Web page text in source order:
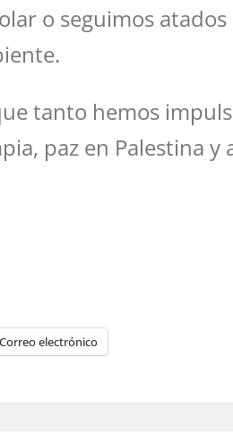
o seguimos
tanto hemos
paz en Palestina
Correo electrónico